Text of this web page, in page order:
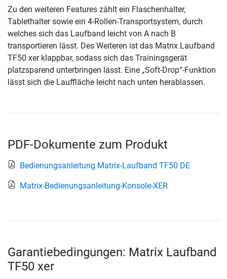
Zu den weiteren Features zählt ein Flaschenhalter,
Tablethalter sowie ein 4-Rollen-Transportsystem, durch
welches sich das Laufband leicht von A nach B
transportieren lässt. Des Weiteren ist das Matrix Laufband
TF50 xer klappbar, sodass sich das Trainingsgerät
platzsparend unterbringen lässt. Eine „Soft-Drop“-Funktion
lässt sich die Lauffläche leicht nach unten herablassen.
PDF-Dokumente zum Produkt
Bedienungsanleitung Matrix-Laufband TF50 DE
Matrix-Bedienungsanleitung-Konsole-XER
Garantiebedingungen: Matrix Laufband
TF50 xer